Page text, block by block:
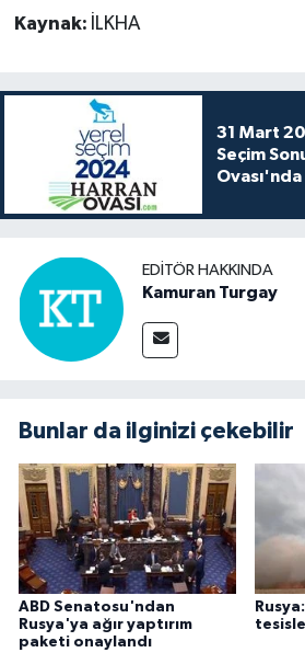
Kaynak: İLKHA
31 Mart
Seçim
Ovası'nda
EDITÖR HAKKINDA
Kamuran Turgay
Bunlar da ilginizi çekebilir
ABD Senatosu'ndan
Rusya'ya ağır yaptırım
paketi onaylandı